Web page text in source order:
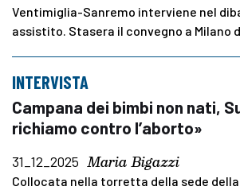
Ventimiglia-Sanremo interviene nel
assistito. Stasera il convegno a Milano
INTERVISTA
Campana dei bimbi non nati,
richiamo contro l’aborto»
31_12_2025 Maria Bigazzi
Collocata nella torretta della sede della